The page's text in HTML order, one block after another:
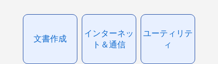
文書作成
インターネッ
ト＆通信
ユーティリテ
ィ